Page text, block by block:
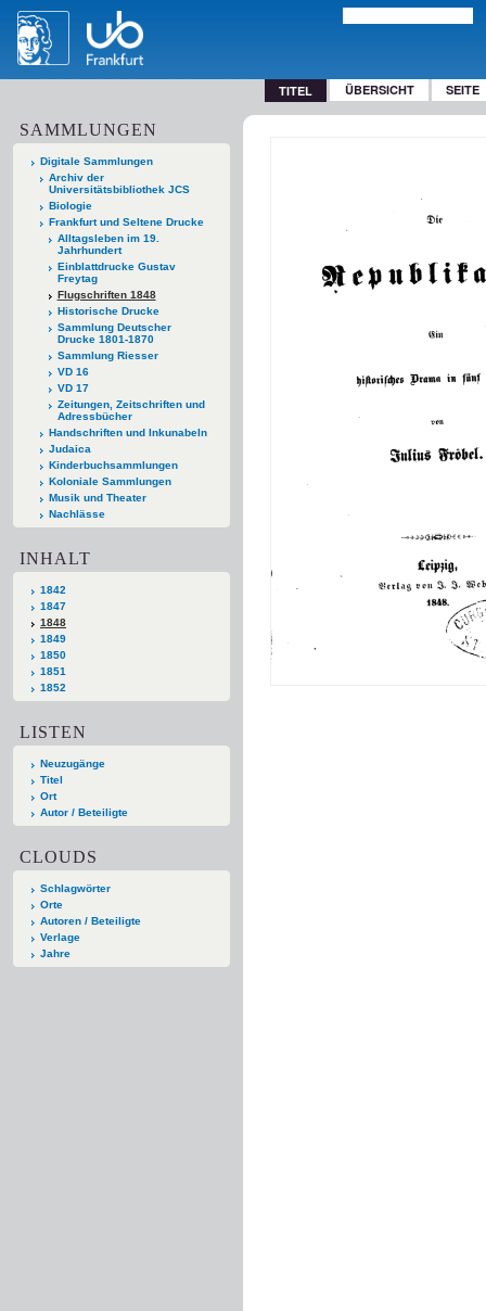
TITEL ÜBERSICHT SEITE
SAMMLUNGEN
Digitale Sammlungen
Archiv der
Universitätsbibliothek JCS
Biologie
Frankfurt und Seltene Drucke
Alltagsleben im 19.
Jahrhundert
Einblattdrucke Gustav
Freytag
Flugschriften 1848
Historische Drucke
Sammlung Deutscher
Drucke 1801-1870
Sammlung Riesser
VD 16
VD 17
Zeitungen, Zeitschriften und
Adressbücher
Handschriften und Inkunabeln
Judaica
Kinderbuchsammlungen
Koloniale Sammlungen
Musik und Theater
Nachlässe
INHALT
1842
1847
1848
1849
1850
1851
1852
LISTEN
Neuzugänge
Titel
Ort
Autor / Beteiligte
CLOUDS
Schlagwörter
Orte
Autoren / Beteiligte
Verlage
Jahre